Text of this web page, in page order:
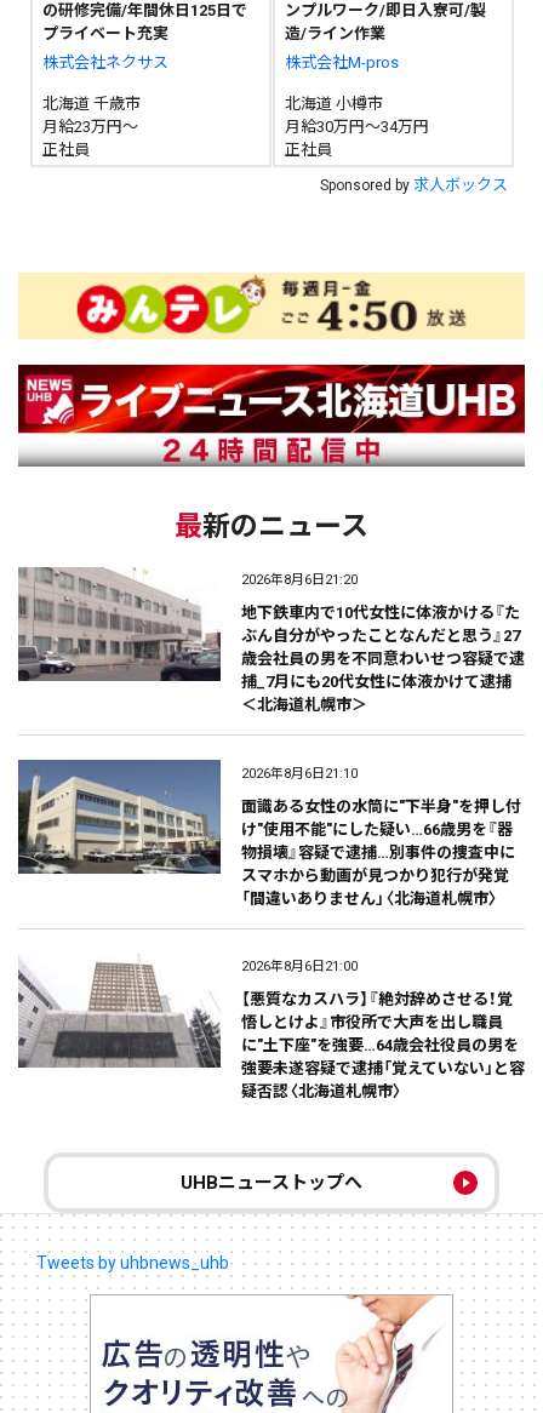
の研修完備/年間休日125日で
プライベート充実
株式会社ネクサス
北海道 千歳市
月給23万円～
正社員
ンプルワーク/即日入寮可/製
造/ライン作業
株式会社M-pros
北海道 小樽市
月給30万円～34万円
正社員
Sponsored by 求人ボックス
最新のニュース
2026年8月6日21:20
地下鉄車内で10代女性に体液かける『た
ぶん自分がやったことなんだと思う』27
歳会社員の男を不同意わいせつ容疑で逮
捕_7月にも20代女性に体液かけて逮捕
＜北海道札幌市＞
2026年8月6日21:10
面識ある女性の水筒に"下半身"を押し付
け"使用不能"にした疑い…66歳男を『器
物損壊』容疑で逮捕…別事件の捜査中に
スマホから動画が見つかり犯行が発覚
「間違いありません」〈北海道札幌市〉
2026年8月6日21:00
【悪質なカスハラ】『絶対辞めさせる！覚
悟しとけよ』市役所で大声を出し職員
に"土下座"を強要…64歳会社役員の男を
強要未遂容疑で逮捕「覚えていない」と容
疑否認〈北海道札幌市〉
UHBニューストップへ
Tweets by uhbnews_uhb